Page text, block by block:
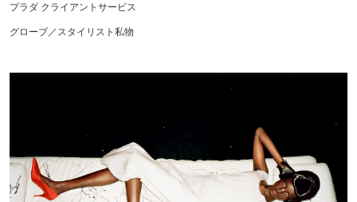
プラダ クライアントサービス
グローブ／スタイリスト私物